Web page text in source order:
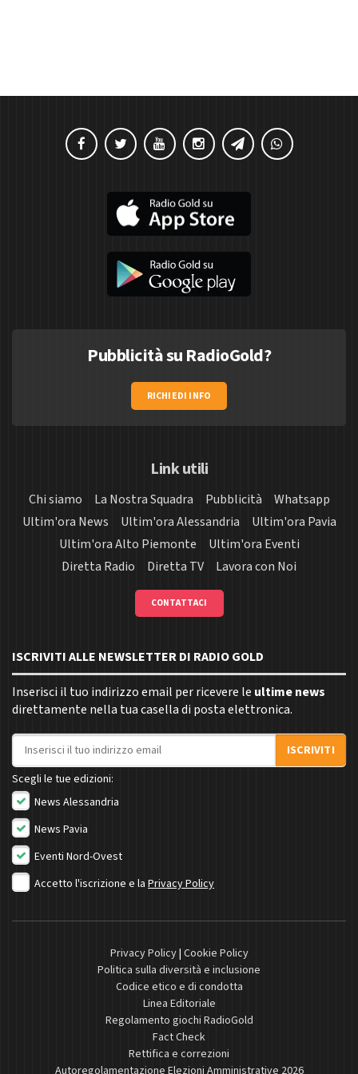
Pubblicità su RadioGold?
RICHIEDI INFO
Link utili
Chi siamo La Nostra Squadra Pubblicità
Whatsapp
Ultim'ora News
Ultim'ora Alessandria
Ultim'ora Pavia
Ultim'ora Alto Piemonte
Ultim'ora Eventi
Diretta Radio
Diretta TV Lavora con Noi
CONTATTACI
ISCRIVITI ALLE NEWSLETTER DI RADIO GOLD
Inserisci il tuo indirizzo email per ricevere le ultime news
direttamente nella tua casella di posta elettronica.
Indirizzo email
ISCRIVITI
Scegli le tue edizioni:
News Alessandria
News Pavia
Eventi Nord-Ovest
Accetto l'iscrizione e la Privacy Policy
Privacy Policy| Cookie Policy
Politica sulla diversità e inclusione
Codice etico e di condotta
Linea Editoriale
Regolamento giochi RadioGold
Fact Check
Rettifica e correzioni
Autoregolamentazione Elezioni Amministrative 2026